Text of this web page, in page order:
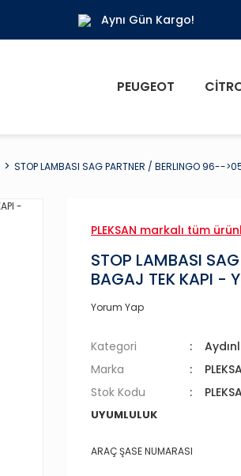
Aynı Gün Kargo!
PEUGEOT
STOP LAMBASI SAG PARTNER / BERLINGO 96--
PLEKSAN markalı tüm
STOP LAMBASI
BAGAJ TEK KAPI -
Yorum Yap
Kategori
Marka
Stok Kodu
UYUMLULUK
ARAÇ ŞASE NUMARASI